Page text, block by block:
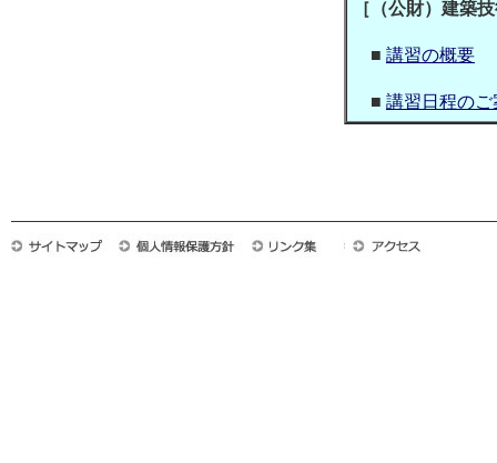
［（公財）建築
■ 講習の概要
■ 講習日程の